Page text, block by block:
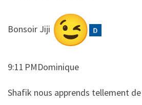
​​Bonsoir Jiji
9:11 PMDominique
​​Shafik nous apprends tellement